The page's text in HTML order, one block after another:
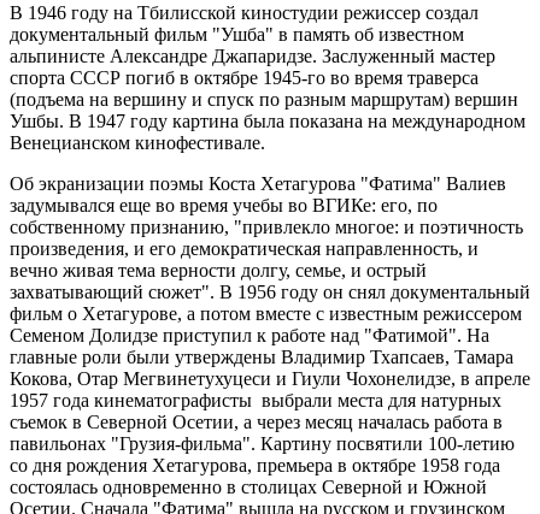
В 1946 году на Тбилисской киностудии режиссер создал
документальный фильм "Ушба" в память об известном
альпинисте Александре Джапаридзе. Заслуженный мастер
спорта СССР погиб в октябре 1945-го во время траверса
(подъема на вершину и спуск по разным маршрутам) вершин
Ушбы. В 1947 году картина была показана на международном
Венецианском кинофестивале.
Об экранизации поэмы Коста Хетагурова "Фатима" Валиев
задумывался еще во время учебы во ВГИКе: его, по
собственному признанию, "привлекло многое: и поэтичность
произведения, и его демократическая направленность, и
вечно живая тема верности долгу, семье, и острый
захватывающий сюжет". В 1956 году он снял документальный
фильм о Хетагурове, а потом вместе с известным режиссером
Семеном Долидзе приступил к работе над "Фатимой". На
главные роли были утверждены Владимир Тхапсаев, Тамара
Кокова, Отар Мегвинетухуцеси и Гиули Чохонелидзе, в апреле
1957 года кинематографисты выбрали места для натурных
съемок в Северной Осетии, а через месяц началась работа в
павильонах "Грузия-фильма". Картину посвятили 100-летию
со дня рождения Хетагурова, премьера в октябре 1958 года
состоялась одновременно в столицах Северной и Южной
Осетии. Сначала "Фатима" вышла на русском и грузинском